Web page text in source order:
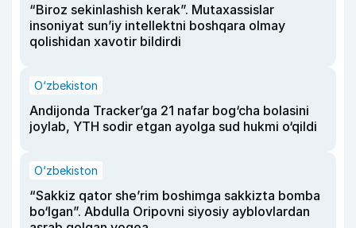
“Biroz sekinlashish kerak”. Mutaxassislar
insoniyat sun’iy intellektni boshqara olmay
qolishidan xavotir bildirdi
O‘zbekiston
Andijonda Tracker’ga 21 nafar bog‘cha bolasini
joylab, YTH sodir etgan ayolga sud hukmi o‘qildi
O‘zbekiston
“Sakkiz qator she’rim boshimga sakkizta bomba
bo‘lgan”. Abdulla Oripovni siyosiy ayblovlardan